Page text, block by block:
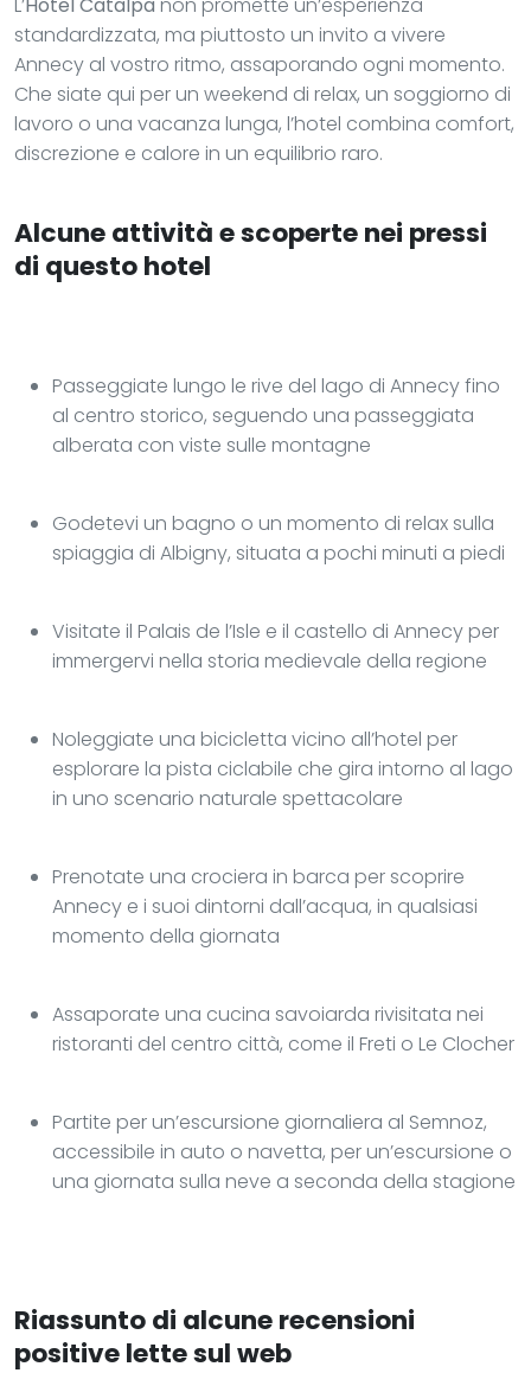
standardizzata, ma piuttosto un invito a vivere
Annecy al vostro ritmo, assaporando ogni momento.
Che siate qui per un weekend di relax, un soggiorno di
lavoro o una vacanza lunga, l’hotel combina comfort,
discrezione e calore in un equilibrio raro.
Alcune attività e scoperte nei pressi
di questo hotel
Passeggiate lungo le rive del lago di Annecy fino
al centro storico, seguendo una passeggiata
alberata con viste sulle montagne
Godetevi un bagno o un momento di relax sulla
spiaggia di Albigny, situata a pochi minuti a piedi
Visitate il Palais de l’Isle e il castello di Annecy per
immergervi nella storia medievale della regione
Noleggiate una bicicletta vicino all’hotel per
esplorare la pista ciclabile che gira intorno al lago
in uno scenario naturale spettacolare
Prenotate una crociera in barca per scoprire
Annecy e i suoi dintorni dall’acqua, in qualsiasi
momento della giornata
Assaporate una cucina savoiarda rivisitata nei
ristoranti del centro città, come il Freti o Le Clocher
Partite per un’escursione giornaliera al Semnoz,
accessibile in auto o navetta, per un’escursione o
una giornata sulla neve a seconda della stagione
Riassunto di alcune recensioni
positive lette sul web